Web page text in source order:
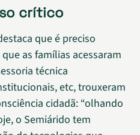
crítico
que é preciso
as famílias acessaram
técnica
etc, trouxeram
cidadã: “olhando
o Semiárido tem